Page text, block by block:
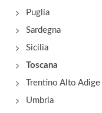
Puglia
Sardegna
Sicilia
Toscana
Trentino Alto Adige
Umbria